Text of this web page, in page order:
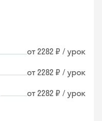
от 2282 ₽ / урок
от 2282 ₽ / урок
от 2282 ₽ / урок